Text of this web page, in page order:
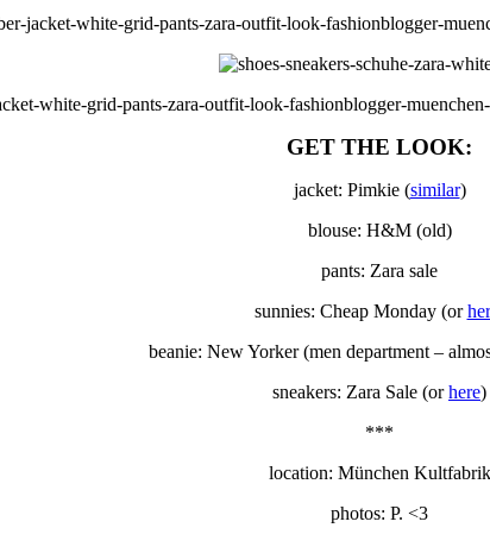
GET THE LOOK:
jacket: Pimkie (similar)
blouse: H&M (old)
pants: Zara sale
sunnies: Cheap Monday (or
beanie: New Yorker (men department –
sneakers: Zara Sale (orhere)
***
location: München Kultfabrik
photos: P. <3